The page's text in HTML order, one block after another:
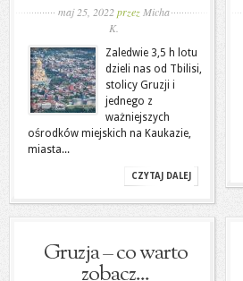
maj 25, 2022przez Micha
K.
Zaledwie 3,5 h lotu
dzieli nas od Tbilisi,
stolicy Gruzji i
jednego z
ważniejszych
ośrodków miejskich na Kaukazie,
miasta...
CZYTAJ DALEJ
Gruzja – co warto
zobacz...